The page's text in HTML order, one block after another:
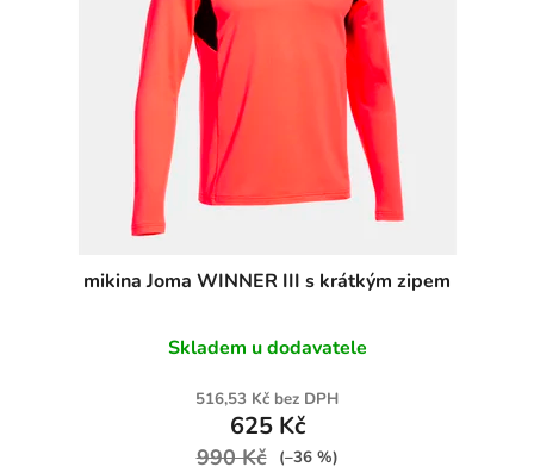
mikina Joma WINNER III s krátkým zipem
Skladem u dodavatele
516,53 Kč bez DPH
625 Kč
990 Kč (–36 %)